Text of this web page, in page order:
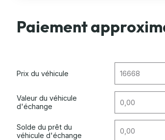
Paiement
Prix du véhicule
Valeur du véhicule
d'échange
Solde du prêt du
véhicule d'échange